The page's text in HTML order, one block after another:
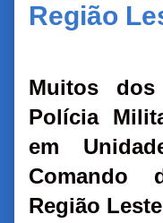
Região
Muitos
Polícia
em
Comando
Região